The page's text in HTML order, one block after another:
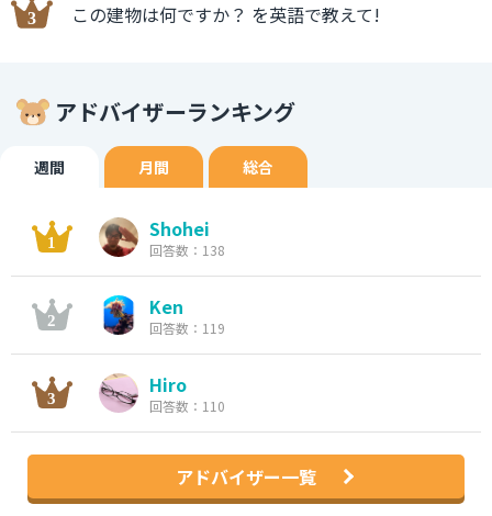
この建物は何ですか？ を英語で教えて!
アドバイザーランキング
週間 月間 総合
Shohei
回答数：138
Ken
回答数：119
Hiro
回答数：110
アドバイザー一覧